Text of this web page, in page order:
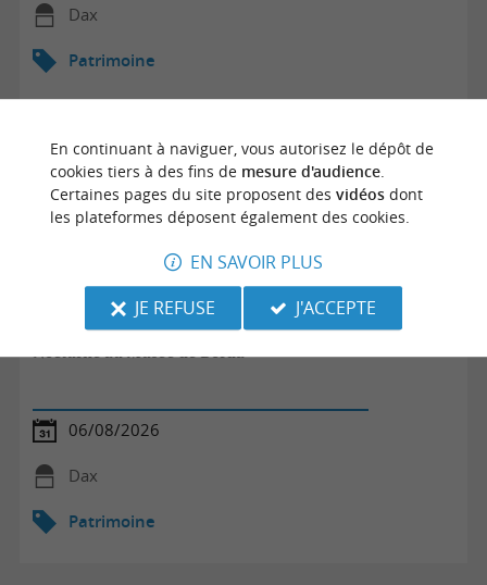
Dax
Patrimoine
Nocturne au Musée de Borda
06/08/2026
Dax
Patrimoine
En continuant à naviguer, vous autorisez le dépôt de
cookies tiers à des fins de mesure d'audience.
Certaines pages du site proposent des vidéosdont
les plateformes déposent également des cookies.
EN SAVOIR PLUS
JE REFUSE
J'ACCEPTE